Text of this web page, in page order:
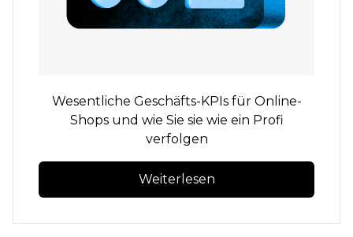
Wesentliche Geschäfts-KPIs für Online-
Shops und wie Sie sie wie ein Profi
verfolgen
Weiterlesen